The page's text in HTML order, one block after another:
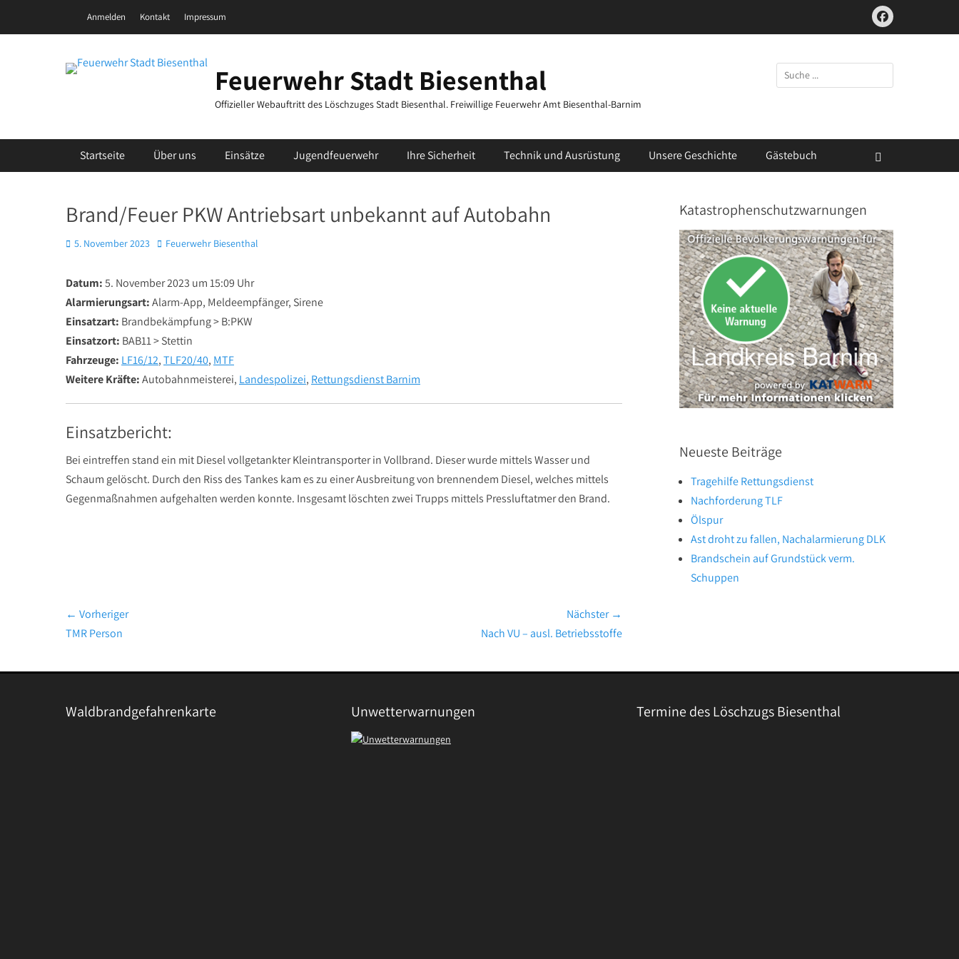
Header Top Menu
Anmelden Kontakt Impressum Facebook
Feuerwehr Stadt Biesenthal
Offizieller Webauftritt des Löschzuges Stadt Biesenthal. Freiwillige Feuerwehr Amt Biesenthal-Barnim
Suchen
nach:
Primäres Menü
Startseite Über uns Einsätze Jugendfeuerwehr Ihre Sicherheit Technik und Ausrüstung Unsere Geschichte Gästebuch
Brand/Feuer PKW Antriebsart unbekannt auf Autobahn
Posted
5. November 2023 Autor
Feuerwehr Biesenthal
Datum:5. November 2023 um 15:09 Uhr
Alarmierungsart:Alarm-App, Meldeempfänger, Sirene
Einsatzart: Brandbekämpfung > B:PKW
Einsatzort: BAB11 > Stettin
Fahrzeuge: LF16/12,TLF20/40, MTF
Weitere Kräfte:Autobahnmeisterei, Landespolizei, Rettungsdienst Barnim
Einsatzbericht:
Bei eintreffen stand ein mit Diesel vollgetankter Kleintransporter in Vollbrand. Dieser wurde mittels Wasser und
Schaum gelöscht. Durch den Riss des Tankes kam es zu einer Ausbreitung von brennendem Diesel, welches mittels
Gegenmaßnahmen aufgehalten werden konnte. Insgesamt löschten zwei Trupps mittels Pressluftatmer den Brand.
Beitragsnavigation
← Vorheriger
Vorheriger
TMR Person
Nächster →
Nach VU – ausl. Betriebsstoffe
Katastrophenschutzwarnungen
Neueste Beiträge
Tragehilfe Rettungsdienst
Nachforderung TLF
Ölspur
Ast droht zu fallen, Nachalarmierung DLK
Brandschein auf Grundstück verm.
Schuppen
Waldbrandgefahrenkarte Unwetterwarnungen Termine des Löschzugs Biesenthal